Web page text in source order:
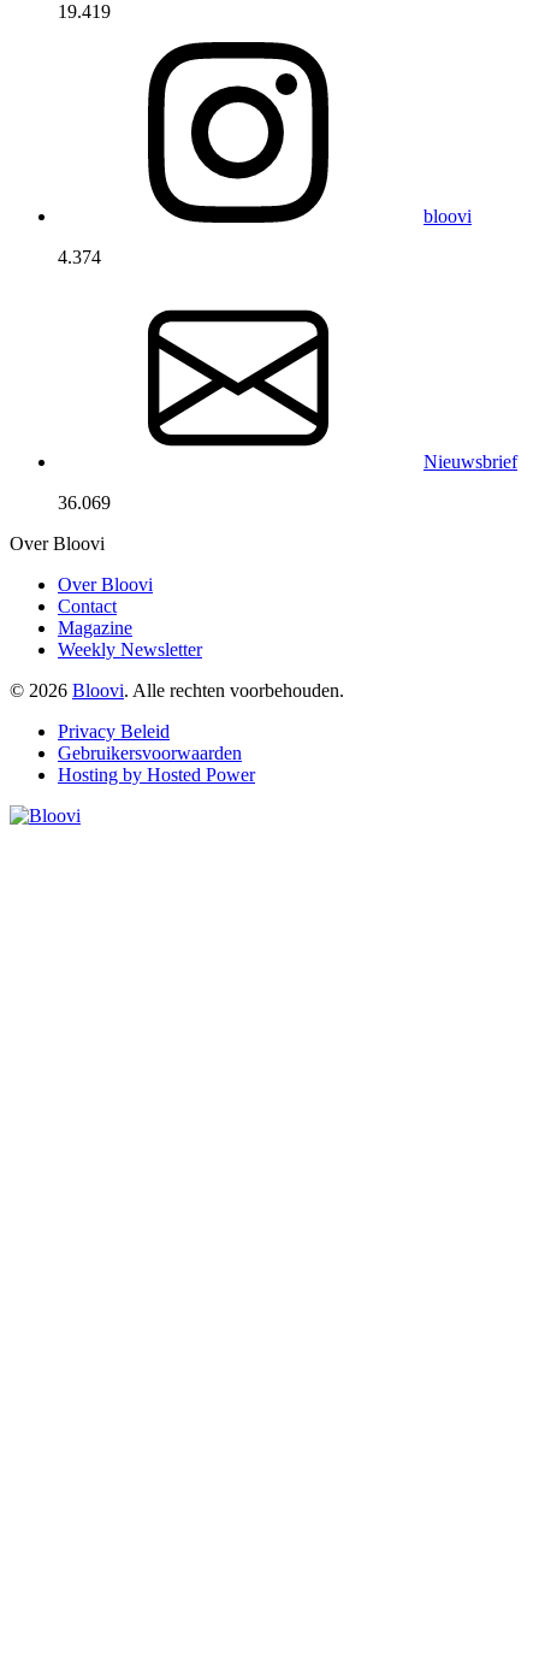
19.419
bloovi
4.374
Nieuwsbrief
36.069
Over Bloovi
Over Bloovi
Contact
Magazine
Weekly Newsletter
© 2026 Bloovi. Alle rechten voorbehouden.
Privacy Beleid
Gebruikersvoorwaarden
Hosting by Hosted Power